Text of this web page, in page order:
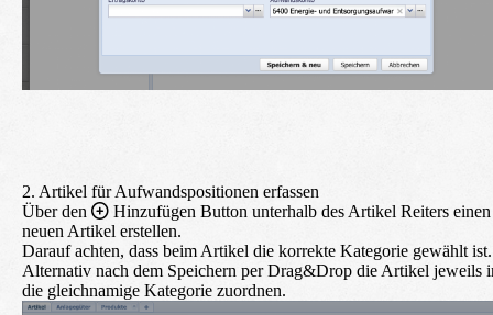
2. Artikel für Aufwandspositionen erfassen
Über den
Hinzufügen Button unterhalb des Artikel Reiters einen
neuen Artikel erstellen.
Darauf achten, dass beim Artikel die korrekte Kategorie gewählt ist.
Alternativ nach dem Speichern per Drag&Drop die Artikel jeweils
die gleichnamige Kategorie zuordnen.